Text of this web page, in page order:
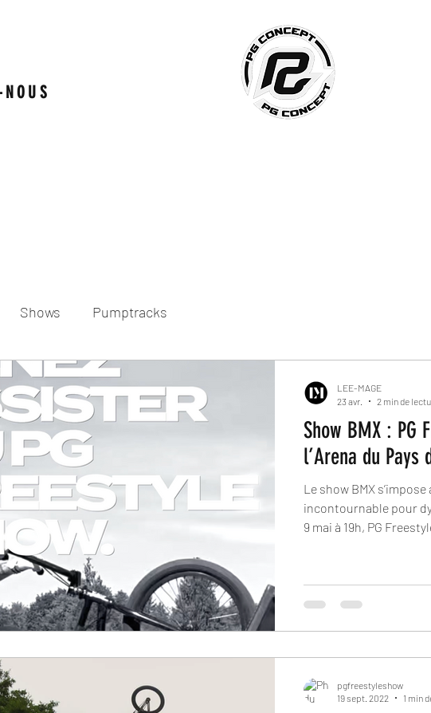
Shows Pumptracks
Show BMX : PG
l’Arena du Pays
Le show BMX
incontournable pour
9 mai à 19h, PG
adrénaline.
LEE-MAGE
23 avr.
2 min de
pgfreestyleshow
19 sept. 2022
1 min